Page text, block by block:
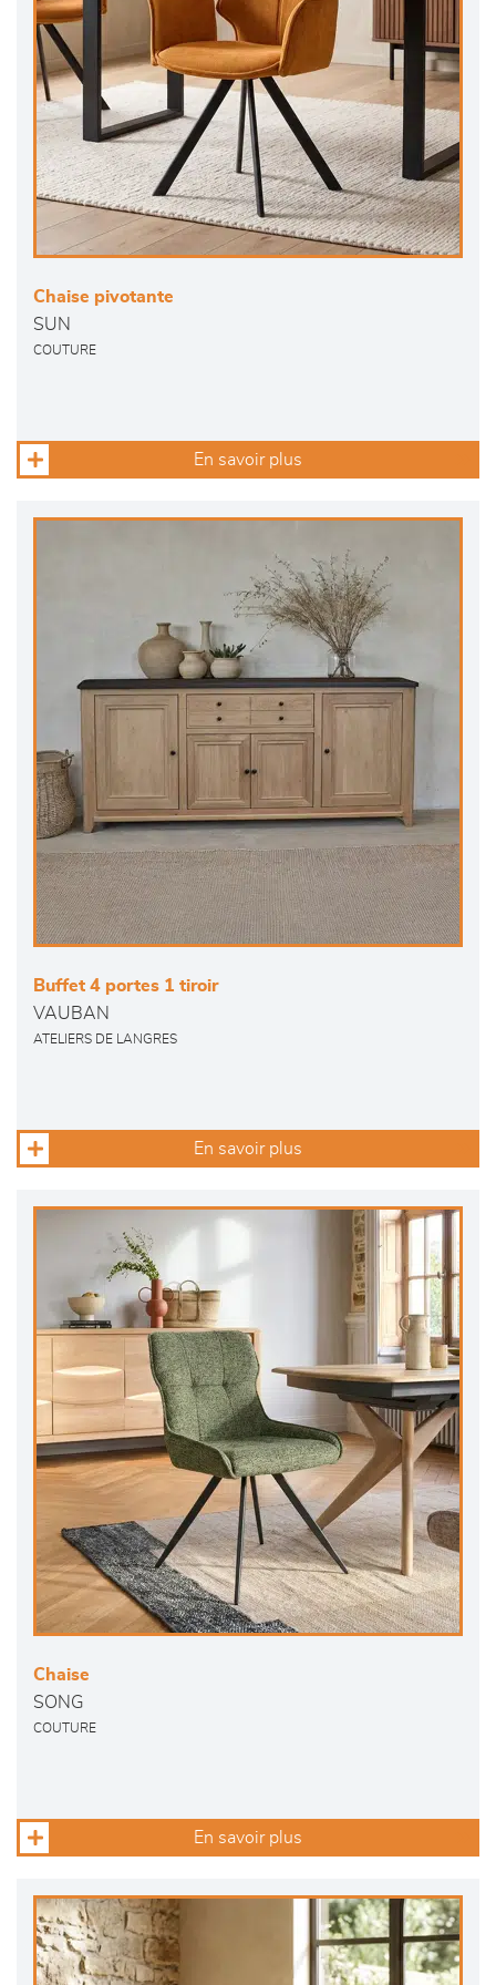
Chaise pivotante
SUN
COUTURE
En savoir plus
Buffet 4 portes 1 tiroir
VAUBAN
ATELIERS DE LANGRES
En savoir plus
Chaise
SONG
COUTURE
En savoir plus